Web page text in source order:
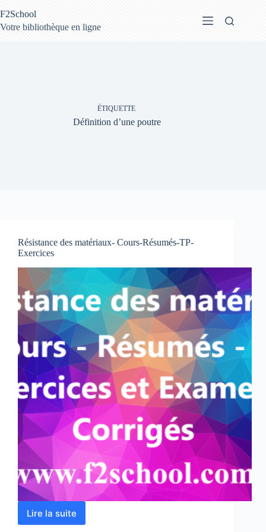
au
contenu
F2School
Votre bibliothèque en ligne
ÉTIQUETTE
Définition d’une poutre
Résistance des matériaux- Cours-Résumés-TP-
Exercices
Lire la suite
Résistance